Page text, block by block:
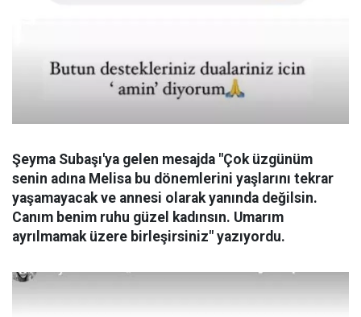
Şeyma Subaşı'ya gelen mesajda "Çok üzgünüm
senin adına Melisa bu dönemlerini yaşlarını tekrar
yaşamayacak ve annesi olarak yanında değilsin.
Canım benim ruhu güzel kadınsın. Umarım
ayrılmamak üzere birleşirsiniz" yazıyordu.